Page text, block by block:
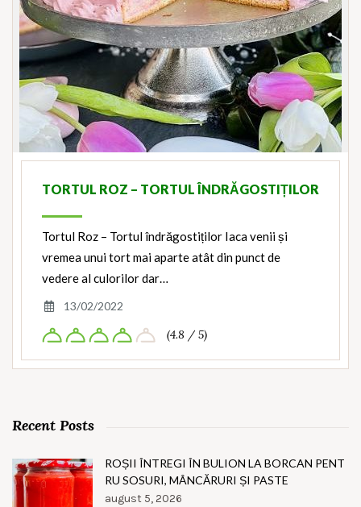
TORTUL ROZ – TORTUL ÎNDRĂGOSTIȚILOR
Tortul Roz – Tortul îndrăgostiților Iaca venii și
vremea unui tort mai aparte atât din punct de
vedere al culorilor dar…
13/02/2022
(4.8 / 5)
Recent Posts
ROȘII ÎNTREGI ÎN BULION LA BORCAN PENT
RU SOSURI, MÂNCĂRURI ȘI PASTE
august 5, 2026